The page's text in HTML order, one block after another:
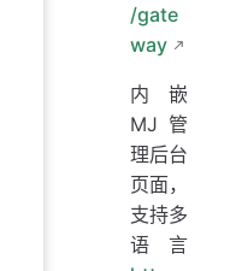
/gate
way
内嵌
MJ管
理后台
页面，
支持多
语言